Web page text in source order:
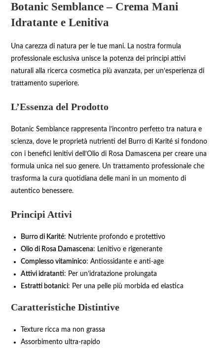
Botanic Semblance – Crema Mani
Idratante e Lenitiva
Una carezza di natura per le tue mani. La nostra formula
professionale esclusiva unisce la potenza dei principi attivi
naturali alla ricerca cosmetica più avanzata, per un’esperienza di
trattamento superiore.
L’Essenza del Prodotto
Botanic Semblance rappresenta l’incontro perfetto tra natura e
scienza, dove le proprietà nutrienti del Burro di Karité si fondono
con i benefici lenitivi dell’Olio di Rosa Damascena per creare una
formula unica nel suo genere. Un trattamento professionale che
trasforma la cura quotidiana delle mani in un momento di
autentico benessere.
Principi Attivi
Burro di Karité: Nutriente profondo e protettivo
Olio di Rosa Damascena: Lenitivo e rigenerante
Complesso vitaminico: Antiossidante e anti-age
Attivi idratanti: Per un’idratazione prolungata
Estratti botanici: Per una pelle più morbida ed elastica
Caratteristiche Distintive
Texture ricca ma non grassa
Assorbimento ultra-rapido